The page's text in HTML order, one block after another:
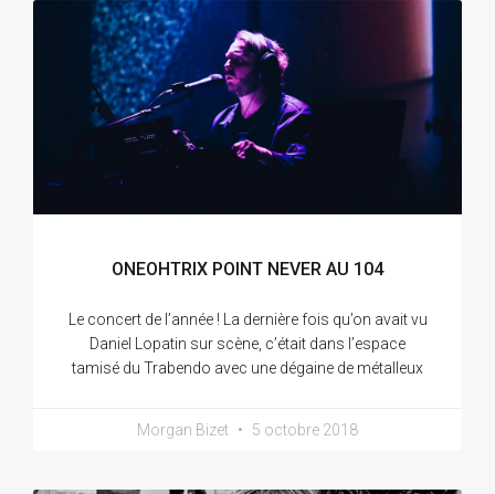
ONEOHTRIX POINT NEVER AU 104
Le concert de l’année ! La dernière fois qu’on avait vu
Daniel Lopatin sur scène, c’était dans l’espace
tamisé du Trabendo avec une dégaine de métalleux
Morgan Bizet 5 octobre 2018